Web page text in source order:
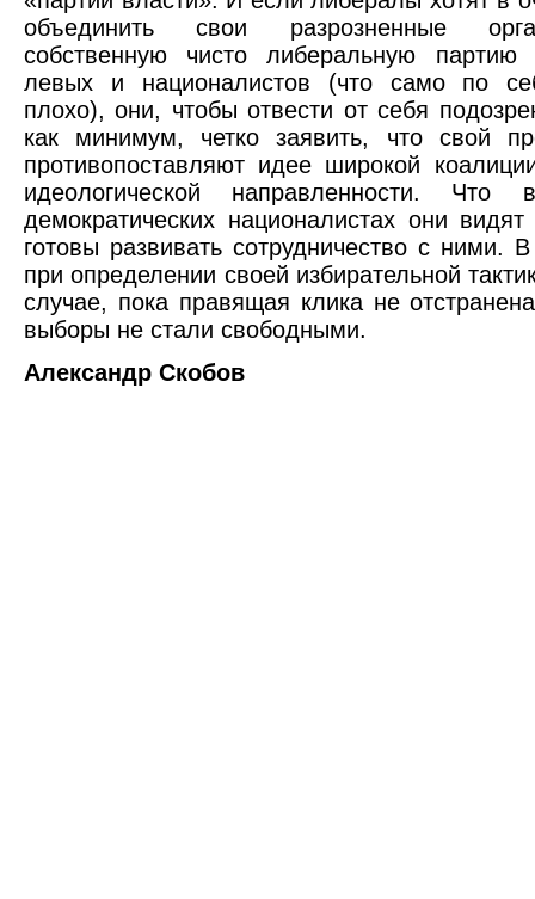
объединить свои разрозненные
собственную чисто либеральную партию
левых и националистов (что само по
плохо), они, чтобы отвести от себя
как минимум, четко заявить, что свой
противопоставляют идее широкой
идеологической направленности.
демократических националистах они
готовы развивать сотрудничество с ними.
при определении своей избирательной
случае, пока правящая клика не
выборы не стали свободными.
Александр Скобов